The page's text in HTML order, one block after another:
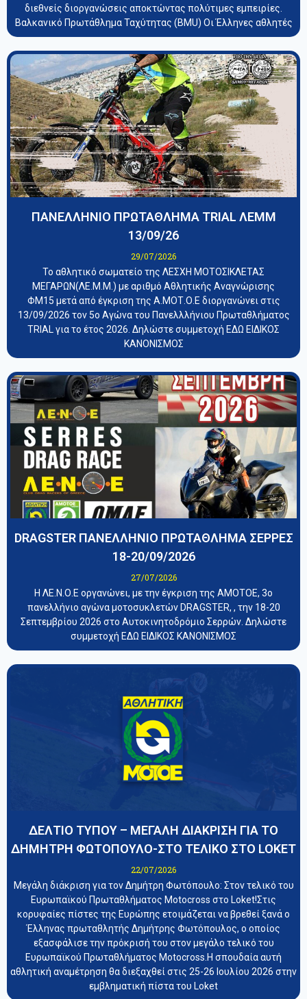
διεθνείς διοργανώσεις αποκτώντας πολύτιμες εμπειρίες.
Βαλκανικό Πρωτάθλημα Ταχύτητας (BMU) Οι Έλληνες αθλητές
ΠΑΝΕΛΛΗΝΙΟ ΠΡΩΤΑΘΛΗΜΑ TRIAL ΛΕΜΜ
13/09/26
29/07/2026
Το αθλητικό σωματείο της ΛΕΣΧΗ ΜΟΤΟΣΙΚΛΕΤΑΣ
ΜΕΓΑΡΩΝ(ΛΕ.Μ.Μ.) με αριθμό Αθλητικής Αναγνώρισης
ΦΜ15 μετά από έγκριση της Α.ΜΟΤ.Ο.Ε διοργανώνει στις
13/09/2026 τον 5ο Αγώνα του Πανελλλήνιου Πρωταθλήματος
TRIAL για το έτος 2026. Δηλώστε συμμετοχή ΕΔΩ ΕΙΔΙΚΟΣ
ΚΑΝΟΝΙΣΜΟΣ
DRAGSTER ΠΑΝΕΛΛΗΝΙΟ ΠΡΩΤΑΘΛΗΜΑ ΣΕΡΡΕΣ
18-20/09/2026
27/07/2026
Η ΛΕ.Ν.Ο.Ε οργανώνει, με την έγκριση της ΑΜΟΤΟΕ, 3ο
πανελλήνιο αγώνα μοτοσυκλετών DRAGSTER, , την 18-20
Σεπτεμβρίου 2026 στο Αυτοκινητοδρόμιο Σερρών. Δηλώστε
συμμετοχή ΕΔΩ ΕΙΔΙΚΟΣ ΚΑΝΟΝΙΣΜΟΣ
ΔΕΛΤΙΟ ΤΥΠΟΥ – ΜΕΓΑΛΗ ΔΙΑΚΡΙΣΗ ΓΙΑ ΤΟ
ΔΗΜΗΤΡΗ ΦΩΤΟΠΟΥΛΟ-ΣΤΟ ΤΕΛΙΚΟ ΣΤΟ LOKET
22/07/2026
Μεγάλη διάκριση για τον Δημήτρη Φωτόπουλο: Στον τελικό του
Ευρωπαϊκού Πρωταθλήματος Motocross στο Loket!Στις
κορυφαίες πίστες της Ευρώπης ετοιμάζεται να βρεθεί ξανά ο
Έλληνας πρωταθλητής Δημήτρης Φωτόπουλος, ο οποίος
εξασφάλισε την πρόκρισή του στον μεγάλο τελικό του
Ευρωπαϊκού Πρωταθλήματος Motocross.Η σπουδαία αυτή
αθλητική αναμέτρηση θα διεξαχθεί στις 25-26 Ιουλίου 2026 στην
εμβληματική πίστα του Loket